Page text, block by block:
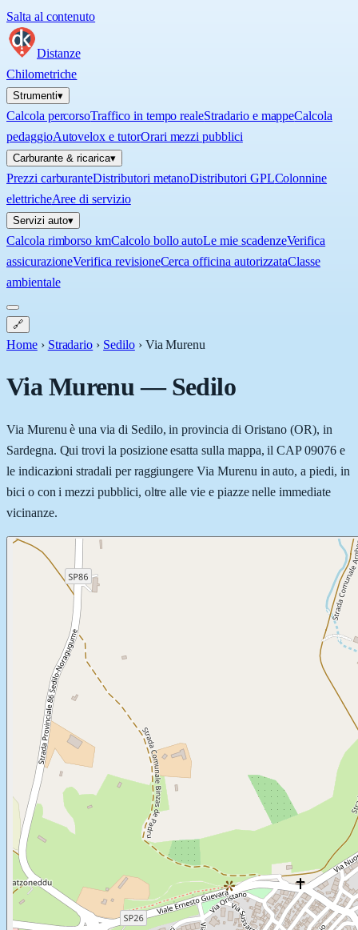
Salta al contenuto
Distanze
Chilometriche
Strumenti▾
Calcola percorsoTraffico in tempo realeStradario e mappeCalcola
pedaggioAutovelox e tutorOrari mezzi pubblici
Carburante & ricarica▾
Prezzi carburanteDistributori metanoDistributori GPLColonnine
elettricheAree di servizio
Servizi auto▾
Calcola rimborso kmCalcolo bollo autoLe mie scadenzeVerifica
assicurazioneVerifica revisioneCerca officina autorizzataClasse
ambientale
🔗
Home › Stradario › Sedilo › Via Murenu
Via Murenu—Sedilo
Via Murenu è una via di Sedilo, in provincia di Oristano (OR), in
Sardegna. Qui trovi la posizione esatta sulla mappa, il CAP 09076 e
le indicazioni stradali per raggiungere Via Murenu in auto, a piedi, in
bici o con i mezzi pubblici, oltre alle vie e piazze nelle immediate
vicinanze.